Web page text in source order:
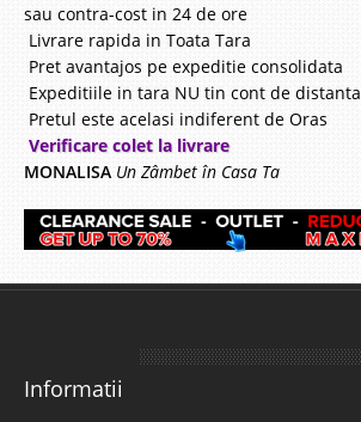
sau contra-cost in 24 de ore
Livrare rapida in Toata Tara
Pret avantajos pe expeditie consolidata
Expeditiile in tara NU tin cont de distanta
Pretul este acelasi indiferent de Oras
Verificare colet la livrare
MONALISA Un Zâmbet în Casa Ta
Informatii